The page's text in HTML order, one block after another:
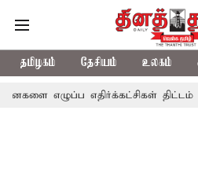
தமிழகம் தேசியம் உலகம்
எதிர்க்கட்சிகள் திட்டம் இன்று